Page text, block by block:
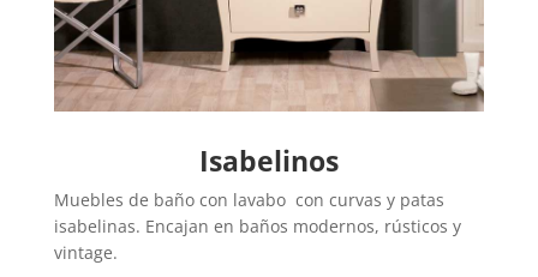
Isabelinos
Muebles de baño con lavabo con curvas y patas
isabelinas. Encajan en baños modernos, rústicos y
vintage.